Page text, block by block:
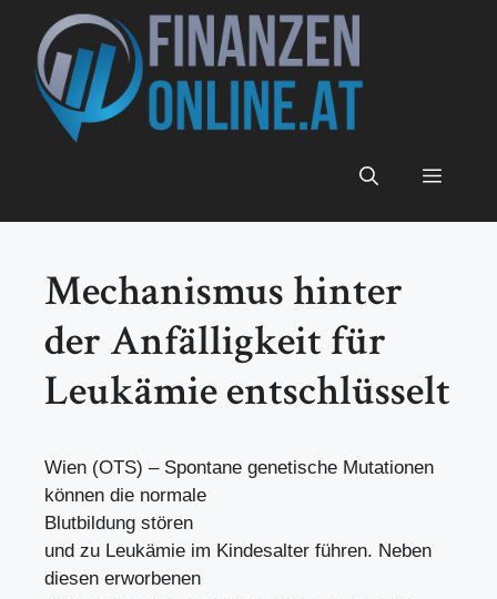
Inhalt
springen
Menü
Mechanismus hinter
der Anfälligkeit für
Leukämie entschlüsselt
Wien (OTS) – Spontane genetische Mutationen
können die normale
Blutbildung stören
und zu Leukämie im Kindesalter führen. Neben
diesen erworbenen